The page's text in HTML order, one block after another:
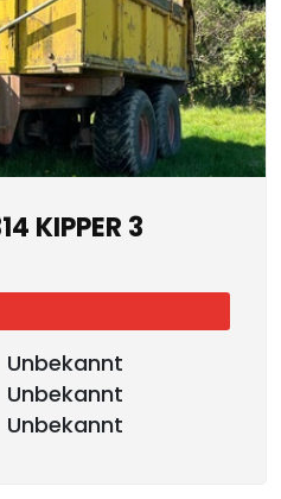
KIPPER 3
Unbekannt
Unbekannt
Unbekannt